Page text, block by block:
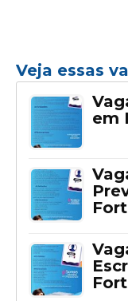
Veja essas
em